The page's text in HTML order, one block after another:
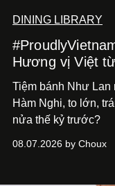
DINING LIBRARY
Hương vị Việt
Tiệm bánh Như
Hàm Nghi, to lớn,
nửa thế kỷ trước?
08.07.2026 by Choux